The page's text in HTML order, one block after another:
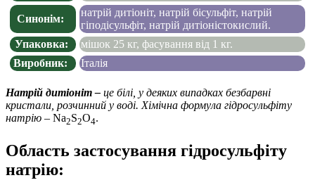
Синонім:
натрій дитіоніт, натрій бісульфіт, натрій
гіподісульфіт, натрій дитіоністокислий.
Упаковка:
мішок 25 кг, фасування від 1 кг.
Виробник:
Італія
Натрій дитіоніт – це білі, у деяких випадках безбарвні
кристали, розчинний у воді. Хімічна формула гідросульфіту
натрію – Na2S2O4.
Область застосування гідросульфіту
натрію: